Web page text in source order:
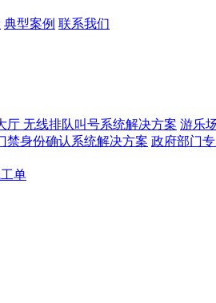
典型案例 联系我们
厅 无线排队叫号系统解决方案 游乐
禁身份确认系统解决方案 政府部门
单